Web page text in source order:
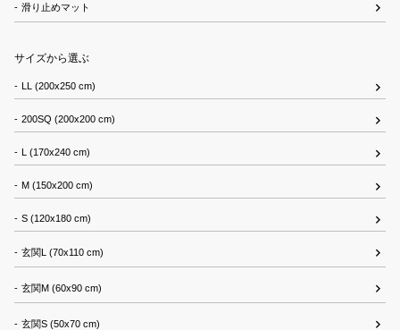
滑り止めマット
サイズから選ぶ
LL (200x250 cm)
200SQ (200x200 cm)
L (170x240 cm)
M (150x200 cm)
S (120x180 cm)
玄関L (70x110 cm)
玄関M (60x90 cm)
玄関S (50x70 cm)